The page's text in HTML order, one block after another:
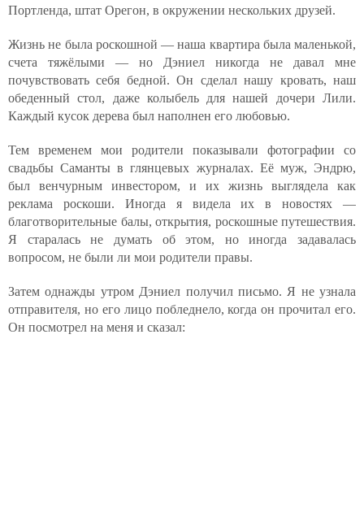
Портленда, штат Орегон, в окружении нескольких друзей.
Жизнь не была роскошной — наша квартира была маленькой,
счета тяжёлыми — но Дэниел никогда не давал мне
почувствовать себя бедной. Он сделал нашу кровать, наш
обеденный стол, даже колыбель для нашей дочери Лили.
Каждый кусок дерева был наполнен его любовью.
Тем временем мои родители показывали фотографии со
свадьбы Саманты в глянцевых журналах. Её муж, Эндрю,
был венчурным инвестором, и их жизнь выглядела как
реклама роскоши. Иногда я видела их в новостях —
благотворительные балы, открытия, роскошные путешествия.
Я старалась не думать об этом, но иногда задавалась
вопросом, не были ли мои родители правы.
Затем однажды утром Дэниел получил письмо. Я не узнала
отправителя, но его лицо побледнело, когда он прочитал его.
Он посмотрел на меня и сказал: